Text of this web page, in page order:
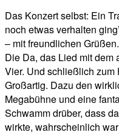
Das Konzert selbst: Ein
noch etwas verhalten
– mit freundlichen
Die Da, das Lied mit dem
Vier. Und schließlich zum
Großartig. Dazu den
Megabühne und eine
Schwamm drüber, dass
wirkte, wahrscheinlich